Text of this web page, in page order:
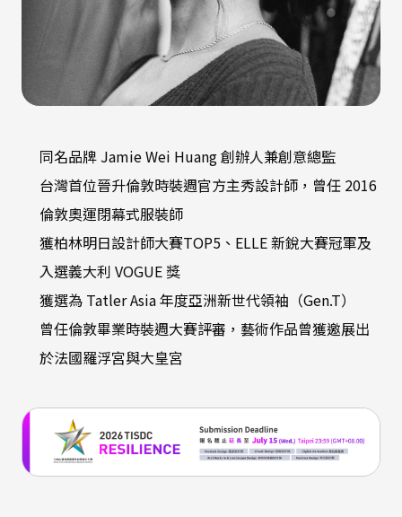
同名品牌 Jamie Wei Huang 創辦人兼創意總監
台灣首位晉升倫敦時裝週官方主秀設計師，曾任 2016
倫敦奧運閉幕式服裝師
獲柏林明日設計師大賽TOP5、ELLE 新銳大賽冠軍及
入選義大利 VOGUE 獎
獲選為 Tatler Asia 年度亞洲新世代領袖（Gen.T）
曾任倫敦畢業時裝週大賽評審，藝術作品曾獲邀展出
於法國羅浮宮與大皇宮